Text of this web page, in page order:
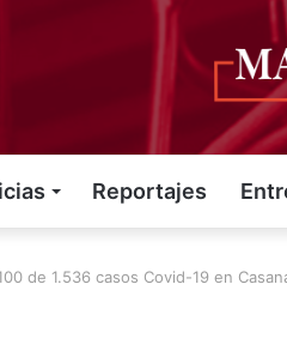
Reportajes
de 1.536 casos Covid-19 en